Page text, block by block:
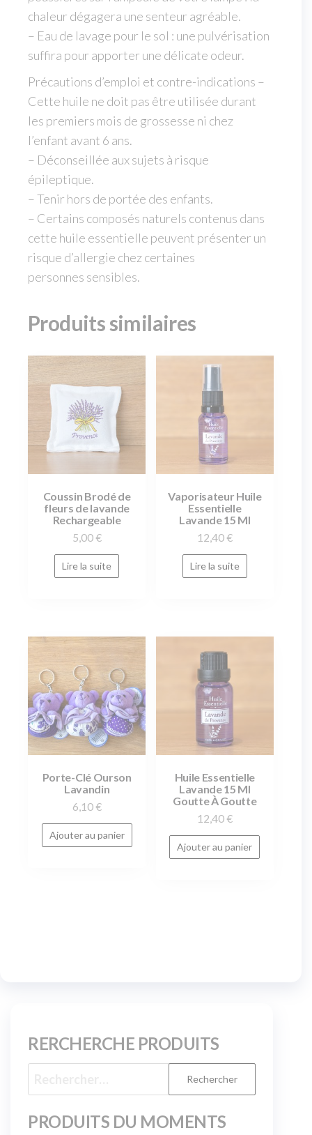
chaleur dégagera une senteur agréable.
– Eau de lavage pour le sol : une pulvérisation
suffira pour apporter une délicate odeur.
Précautions d’emploi et contre-indications –
Cette huile ne doit pas être utilisée durant
les premiers mois de grossesse ni chez
l’enfant avant 6 ans.
– Déconseillée aux sujets à risque
épileptique.
– Tenir hors de portée des enfants.
– Certains composés naturels contenus dans
cette huile essentielle peuvent présenter un
risque d’allergie chez certaines
personnes sensibles.
Produits similaires
Coussin Brodé de
fleurs de lavande
Rechargeable
5,00 €
Lire la suite
Vaporisateur Huile
Essentielle
Lavande 15 Ml
12,40 €
Lire la suite
Porte-Clé Ourson
Lavandin
6,10 €
Ajouter au panier
Huile Essentielle
Lavande 15 Ml
Goutte À Goutte
12,40 €
Ajouter au panier
RERCHERCHE PRODUITS
PRODUITS DU MOMENTS